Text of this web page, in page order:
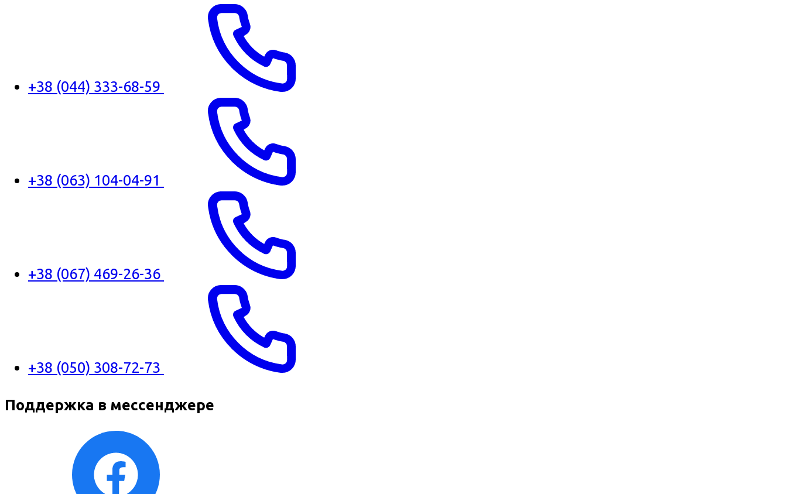
+38 (044) 333-68-59
+38 (063) 104-04-91
+38 (067) 469-26-36
+38 (050) 308-72-73
Поддержка в мессенджере